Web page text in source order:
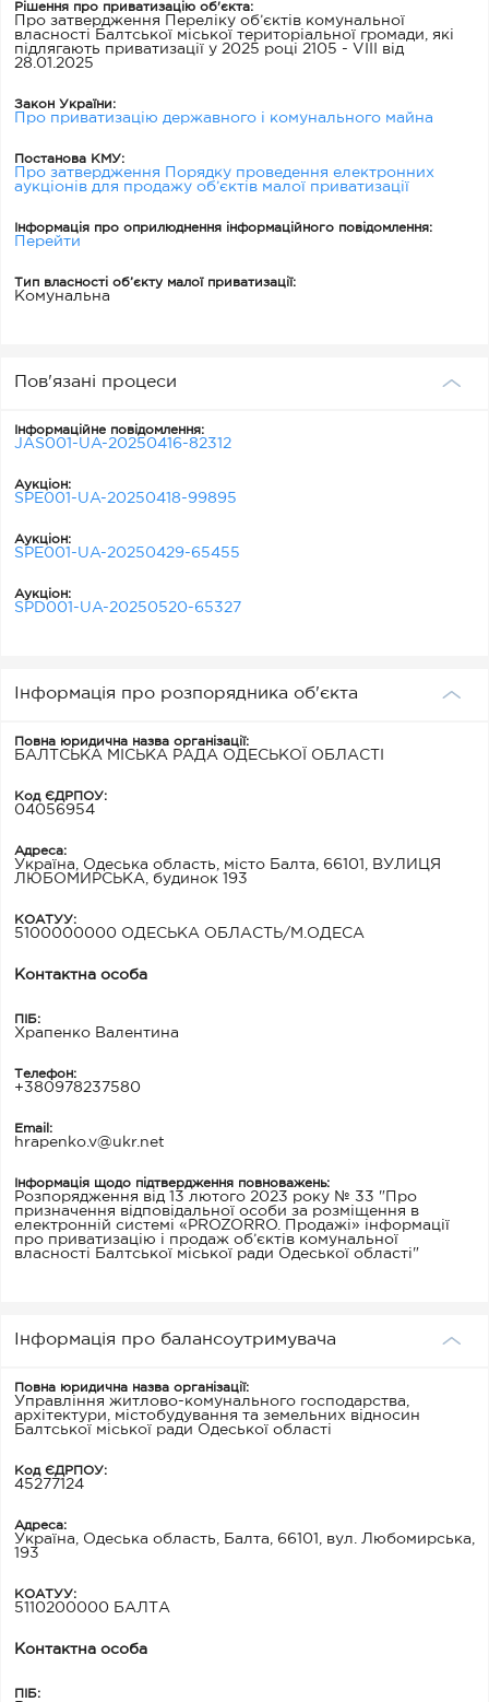
Рішення про приватизацію об'єкта:
Про затвердження Переліку об’єктів комунальної
власності Балтської міської територіальної громади, які
підлягають приватизації у 2025 році 2105 - VIII від
28.01.2025
Закон України:
Про приватизацію державного і комунального майна
Постанова КМУ:
Про затвердження Порядку проведення електронних
аукціонів для продажу об’єктів малої приватизації
Інформація про оприлюднення інформаційного повідомлення:
Перейти
Тип власності об’єкту малої приватизації:
Комунальна
Пов'язані процеси
Інформаційне повідомлення:
JAS001-UA-20250416-82312
Аукціон:
SPE001-UA-20250418-99895
Аукціон:
SPE001-UA-20250429-65455
Аукціон:
SPD001-UA-20250520-65327
Інформація про розпорядника об'єкта
Повна юридична назва організації:
БАЛТСЬКА МІСЬКА РАДА ОДЕСЬКОЇ ОБЛАСТІ
Код ЄДРПОУ:
04056954
Адреса:
Україна, Одеська область, місто Балта, 66101, ВУЛИЦЯ
ЛЮБОМИРСЬКА, будинок 193
КОАТУУ:
5100000000 ОДЕСЬКА ОБЛАСТЬ/М.ОДЕСА
Контактна особа
ПІБ:
Храпенко Валентина
Телефон:
+380978237580
Email:
hrapenko.v@ukr.net
Інформація щодо підтвердження повноважень:
Розпорядження від 13 лютого 2023 року № 33 "Про
призначення відповідальної особи за розміщення в
електронній системі «PROZORRO. Продажі» інформації
про приватизацію і продаж об’єктів комунальної
власності Балтської міської ради Одеської області"
Інформація про балансоутримувача
Повна юридична назва організації:
Управління житлово-комунального господарства,
архітектури, містобудування та земельних відносин
Балтської міської ради Одеської області
Код ЄДРПОУ:
45277124
Адреса:
Україна, Одеська область, Балта, 66101, вул. Любомирська,
193
КОАТУУ:
5110200000 БАЛТА
Контактна особа
ПІБ: